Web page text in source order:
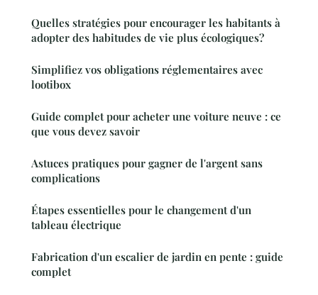
Quelles stratégies pour encourager les habitants à
adopter des habitudes de vie plus écologiques?
Simplifiez vos obligations réglementaires avec
lootibox
Guide complet pour acheter une voiture neuve : ce
que vous devez savoir
Astuces pratiques pour gagner de l'argent sans
complications
Étapes essentielles pour le changement d'un
tableau électrique
Fabrication d'un escalier de jardin en pente : guide
complet